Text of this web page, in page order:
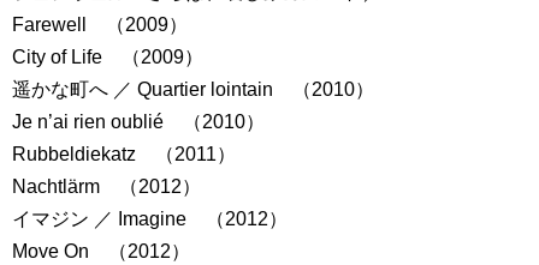
Farewell （2009）
City of Life （2009）
遥かな町へ ／ Quartier lointain （2010）
Je n’ai rien oublié （2010）
Rubbeldiekatz （2011）
Nachtlärm （2012）
イマジン ／ Imagine （2012）
Move On （2012）